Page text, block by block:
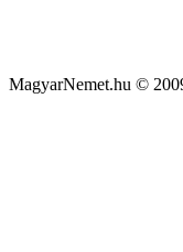
MagyarNemet.hu ©